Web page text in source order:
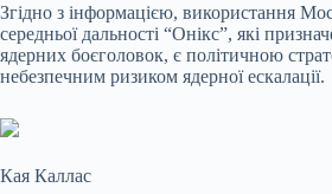
Згідно з інформацією, використання
середньої дальності “Онікс”, які
ядерних боєголовок, є політичною
небезпечним ризиком ядерної ескалації.
Кая Каллас